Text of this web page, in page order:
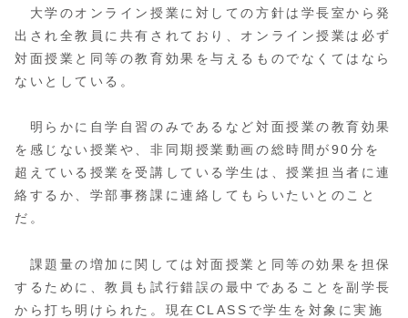
大学のオンライン授業に対しての方針は学長室から発
出され全教員に共有されており、オンライン授業は必ず
対面授業と同等の教育効果を与えるものでなくてはなら
ないとしている。
明らかに自学自習のみであるなど対面授業の教育効果
を感じない授業や、非同期授業動画の総時間が90分を
超えている授業を受講している学生は、授業担当者に連
絡するか、学部事務課に連絡してもらいたいとのこと
だ。
課題量の増加に関しては対面授業と同等の効果を担保
するために、教員も試行錯誤の最中であることを副学長
から打ち明けられた。現在CLASSで学生を対象に実施